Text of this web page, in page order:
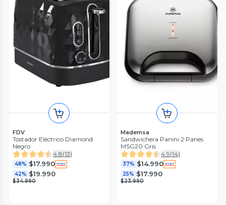
FDV
Tostador Eléctrico Diamond
Negro
4.8(13)
48% $17.990
42% $19.990
$34.990
Mademsa
Sandwichera Panini 2 Panes
MSG20 Gris
4.9(14)
37% $14.990
25% $17.990
$23.990